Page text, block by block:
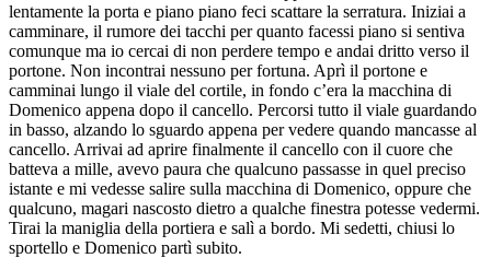
lentamente la porta e piano piano feci scattare la serratura. Iniziai a
camminare, il rumore dei tacchi per quanto facessi piano si sentiva
comunque ma io cercai di non perdere tempo e andai dritto verso il
portone. Non incontrai nessuno per fortuna. Aprì il portone e
camminai lungo il viale del cortile, in fondo c’era la macchina di
Domenico appena dopo il cancello. Percorsi tutto il viale guardando
in basso, alzando lo sguardo appena per vedere quando mancasse al
cancello. Arrivai ad aprire finalmente il cancello con il cuore che
batteva a mille, avevo paura che qualcuno passasse in quel preciso
istante e mi vedesse salire sulla macchina di Domenico, oppure che
qualcuno, magari nascosto dietro a qualche finestra potesse vedermi.
Tirai la maniglia della portiera e salì a bordo. Mi sedetti, chiusi lo
sportello e Domenico partì subito.